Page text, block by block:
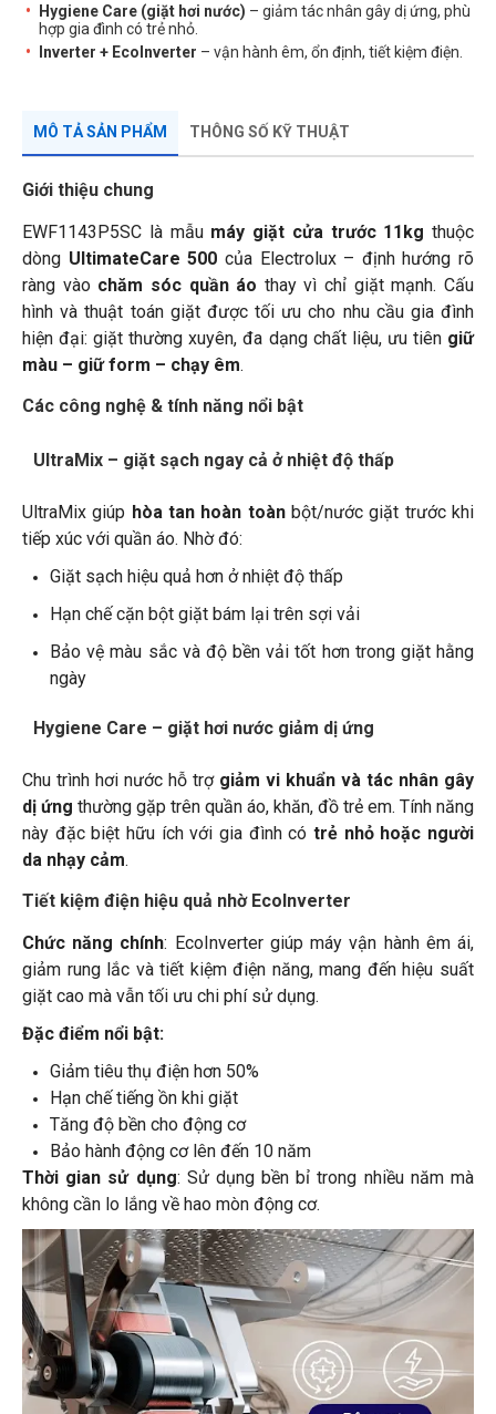
Hygiene Care (giặt hơi nước) – giảm tác nhân gây dị ứng, phù
hợp gia đình có trẻ nhỏ.
Inverter + EcoInverter – vận hành êm, ổn định, tiết kiệm điện.
MÔ TẢ SẢN PHẨM THÔNG SỐ KỸ THUẬT
Giới thiệu chung
EWF1143P5SC là mẫu máy giặt cửa trước 11kg thuộc
dòng UltimateCare 500 của Electrolux – định hướng rõ
ràng vào chăm sóc quần áo thay vì chỉ giặt mạnh. Cấu
hình và thuật toán giặt được tối ưu cho nhu cầu gia đình
hiện đại: giặt thường xuyên, đa dạng chất liệu, ưu tiên giữ
màu – giữ form – chạy êm.
Các công nghệ & tính năng nổi bật
UltraMix – giặt sạch ngay cả ở nhiệt độ thấp
UltraMix giúp hòa tan hoàn toànbột/nước giặt trước khi
tiếp xúc với quần áo. Nhờ đó:
Giặt sạch hiệu quả hơn ở nhiệt độ thấp
Hạn chế cặn bột giặt bám lại trên sợi vải
Bảo vệ màu sắc và độ bền vải tốt hơn trong giặt hằng
ngày
Hygiene Care – giặt hơi nước giảm dị ứng
Chu trình hơi nước hỗ trợ giảm vi khuẩn và tác nhân gây
dị ứng thường gặp trên quần áo, khăn, đồ trẻ em. Tính năng
này đặc biệt hữu ích với gia đình có trẻ nhỏ hoặc người
da nhạy cảm.
Tiết kiệm điện hiệu quả nhờ EcoInverter
Chức năng chính: EcoInverter giúp máy vận hành êm ái,
giảm rung lắc và tiết kiệm điện năng, mang đến hiệu suất
giặt cao mà vẫn tối ưu chi phí sử dụng.
Đặc điểm nổi bật:
Giảm tiêu thụ điện hơn 50%
Hạn chế tiếng ồn khi giặt
Tăng độ bền cho động cơ
Bảo hành động cơ lên đến 10 năm
Thời gian sử dụng: Sử dụng bền bỉ trong nhiều năm mà
không cần lo lắng về hao mòn động cơ.